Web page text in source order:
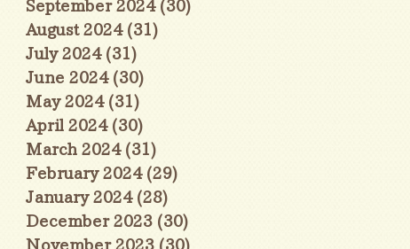
September 2024 (30)
August 2024 (31)
July 2024 (31)
June 2024 (30)
May 2024 (31)
April 2024 (30)
March 2024 (31)
February 2024 (29)
January 2024 (28)
December 2023 (30)
November 2023 (30)